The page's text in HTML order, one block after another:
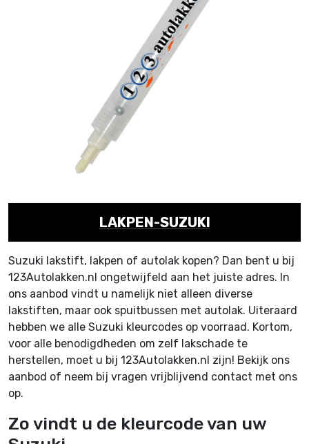
LAKPEN-SUZUKI
Suzuki lakstift, lakpen of autolak kopen? Dan bent u bij
123Autolakken.nl ongetwijfeld aan het juiste adres. In
ons aanbod vindt u namelijk niet alleen diverse
lakstiften, maar ook spuitbussen met autolak. Uiteraard
hebben we alle Suzuki kleurcodes op voorraad. Kortom,
voor alle benodigdheden om zelf lakschade te
herstellen, moet u bij 123Autolakken.nl zijn! Bekijk ons
aanbod of neem bij vragen vrijblijvend contact met ons
op.
Zo vindt u de kleurcode van uw